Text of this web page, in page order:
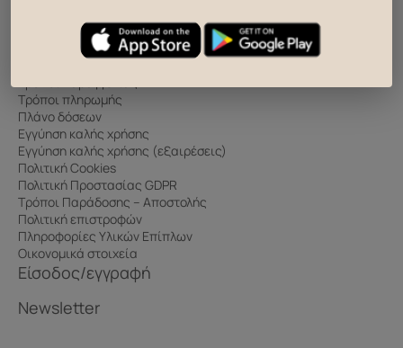
Συχνές Ερωτήσεις
Πληροφορίες
Τρόποι πληρωμής
Πλάνο δόσεων
Εγγύηση καλής χρήσης
Εγγύηση καλής χρήσης (εξαιρέσεις)
Πολιτική Cookies
Πολιτική Προστασίας GDPR
Τρόποι Παράδοσης – Αποστολής
Πολιτική επιστροφών
Πληροφορίες Υλικών Επίπλων
Οικονομικά στοιχεία
Είσοδος/εγγραφή
Newsletter